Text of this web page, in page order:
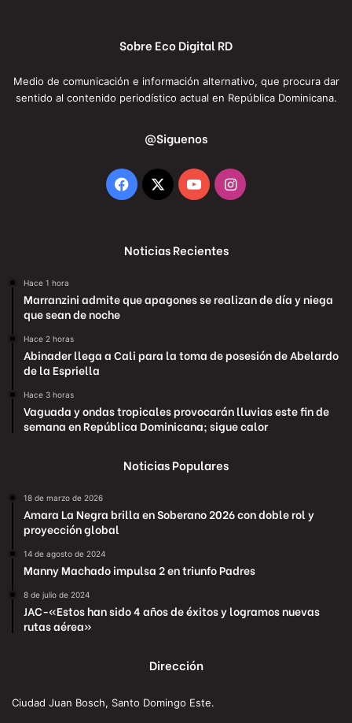
Sobre Eco Digital RD
Medio de comunicación e información alternativo, que procura dar
sentido al contenido periodístico actual en República Dominicana.
@Siguenos
Facebook
X YouTubeInstagram
Noticias Recientes
Hace 1 hora
Marranzini admite que apagones se realizan de día y niega
que sean de noche
Hace 2 horas
Abinader llega a Cali para la toma de posesión de Abelardo
de la Espriella
Hace 3 horas
Vaguada y ondas tropicales provocarán lluvias este fin de
semana en República Dominicana; sigue calor
Noticias Populares
18 de marzo de 2026
Amara La Negra brilla en Soberano 2026 con doble rol y
proyección global
14 de agosto de 2024
Manny Machado impulsa 2 en triunfo Padres
8 de julio de 2024
JAC-«Estos han sido 4 años de éxitos y logramos nuevas
rutas aérea»
Dirección
Ciudad Juan Bosch, Santo Domingo Este.